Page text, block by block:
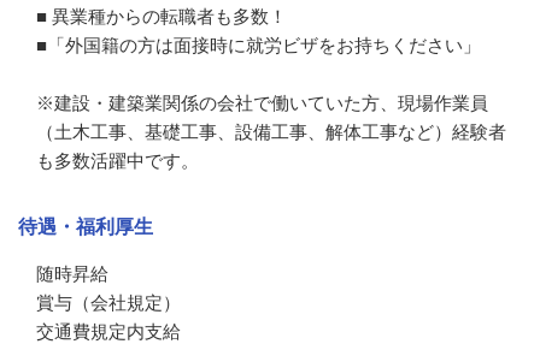
■ 異業種からの転職者も多数！
■「外国籍の方は面接時に就労ビザをお持ちください」
※建設・建築業関係の会社で働いていた方、現場作業員
（土木工事、基礎工事、設備工事、解体工事など）経験者
も多数活躍中です。
待遇・福利厚生
随時昇給
賞与（会社規定）
交通費規定内支給